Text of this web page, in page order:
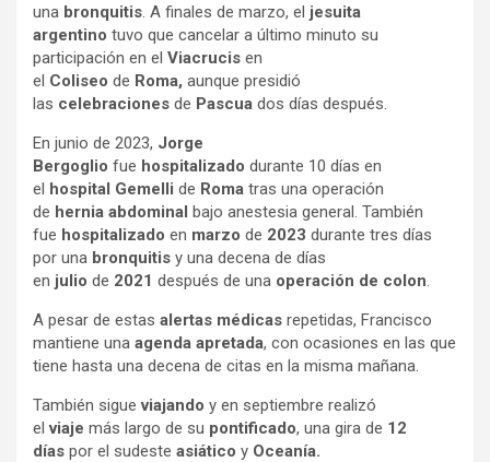
una bronquitis. A finales de marzo, el jesuita
argentino tuvo que cancelar a último minuto su
participación en el Viacrucis en
el Coliseo de Roma, aunque presidió
las celebraciones de Pascua dos días después.
En junio de 2023, Jorge
Bergoglio fue hospitalizado durante 10 días en
el hospital Gemelli de Roma tras una operación
de hernia abdominal bajo anestesia general. También
fue hospitalizado en marzo de 2023 durante tres días
por una bronquitis y una decena de días
en julio de 2021 después de una operación de colon.
A pesar de estas alertas médicas repetidas, Francisco
mantiene una agenda apretada, con ocasiones en las que
tiene hasta una decena de citas en la misma mañana.
También sigueviajando y en septiembre realizó
elviaje más largo de su pontificado, una gira de 12
días por el sudeste asiático y Oceanía.